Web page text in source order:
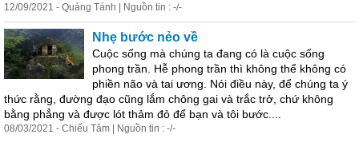
12/09/2021 - Quảng Tánh | Nguồn tin : -/-
Nhẹ bước nẻo về
Cuộc sống mà chúng ta đang có là cuộc sống
phong trần. Hễ phong trần thì không thể không có
phiền não và tai ương. Nói điều này, để chúng ta ý
thức rằng, đường đạo cũng lắm chông gai và trắc trở, chứ không
bằng phẳng và được lót thảm đỏ để bạn và tôi bước
08/03/2021 - Chiếu Tâm | Nguồn tin : -/-